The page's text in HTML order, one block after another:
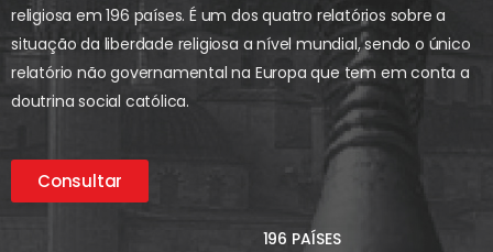
religiosa em 196 países. É um dos quatro relatórios sobre a
situação da liberdade religiosa a nível mundial, sendo o único
relatório não governamental na Europa que tem em conta a
doutrina social católica.
Consultar
196 PAÍSES